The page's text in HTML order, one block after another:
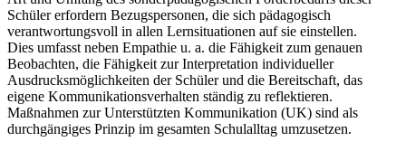
Schüler erfordern Bezugspersonen, die sich pädagogisch
verantwortungsvoll in allen Lernsituationen auf sie einstellen.
Dies umfasst neben Empathie u. a. die Fähigkeit zum genauen
Beobachten, die Fähigkeit zur Interpretation individueller
Ausdrucksmöglichkeiten der Schüler und die Bereitschaft, das
eigene Kommunikationsverhalten ständig zu reflektieren.
Maßnahmen zur Unterstützten Kommunikation (UK) sind als
durchgängiges Prinzip im gesamten Schulalltag umzusetzen.